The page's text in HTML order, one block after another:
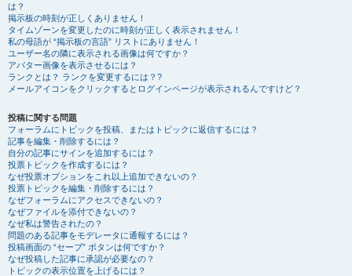
は？
掲示板の時刻が正しくありません！
タイムゾーンを変更したのに時刻が正しく表示されません！
私の母語が “掲示板の言語” リストにありません！
ユーザー名の隣に表示される画像は何ですか？
アバター画像を表示させるには？
ランクとは？ ランクを変更するには？?
メールアイコンをクリックするとログインページが表示されるんですけど？
投稿に関する問題
フォーラムにトピックを投稿、またはトピックに返信するには？
記事を編集・削除するには？
自分の記事にサインを追加するには？
投票トピックを作成するには？
なぜ投票オプションをこれ以上追加できないの？
投票トピックを編集・削除するには？
なぜフォーラムにアクセスできないの？
なぜファイルを添付できないの？
なぜ私は警告されたの？
問題のある記事をモデレータに通報するには？
投稿画面の “セーブ” ボタンは何ですか？
なぜ投稿した記事に承認が必要なの？
トピックの表示位置を上げるには？